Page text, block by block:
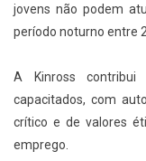
jovens não podem
período noturno entre
A Kinross contribui
capacitados, com
crítico e de valores
emprego.